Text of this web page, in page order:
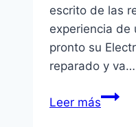
escrito de las
experiencia de
pronto su
reparado y va…
Leer másServicio